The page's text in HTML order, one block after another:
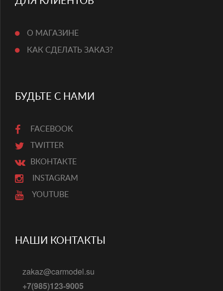
О МАГАЗИНЕ
КАК СДЕЛАТЬ ЗАКАЗ?
БУДЬТЕ С НАМИ
FACEBOOK
TWITTER
ВКОНТАКТЕ
INSTAGRAM
YOUTUBE
НАШИ КОНТАКТЫ
zakaz@carmodel.su
+7(985)123-9005